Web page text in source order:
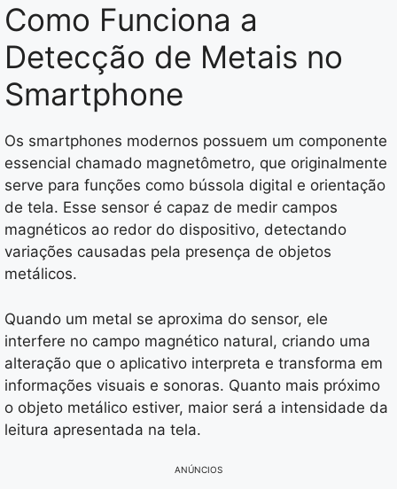
Como Funciona a
Detecção de Metais no
Smartphone
Os smartphones modernos possuem um componente
essencial chamado magnetômetro, que originalmente
serve para funções como bússola digital e orientação
de tela. Esse sensor é capaz de medir campos
magnéticos ao redor do dispositivo, detectando
variações causadas pela presença de objetos
metálicos.
Quando um metal se aproxima do sensor, ele
interfere no campo magnético natural, criando uma
alteração que o aplicativo interpreta e transforma em
informações visuais e sonoras. Quanto mais próximo
o objeto metálico estiver, maior será a intensidade da
leitura apresentada na tela.
ANÚNCIOS